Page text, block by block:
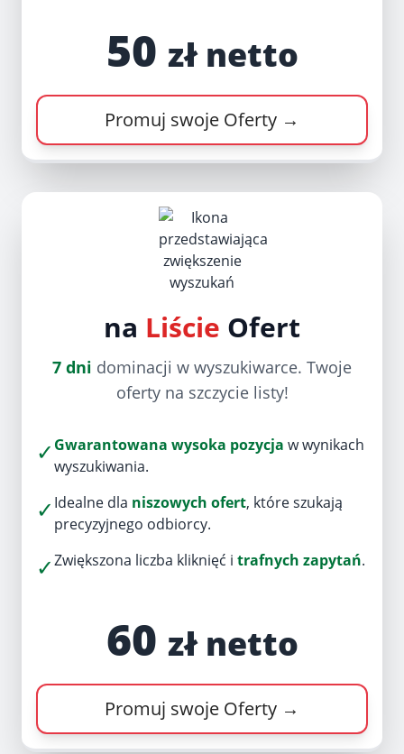
50 zł netto
Promuj swoje Oferty →
na Liście Ofert
7 dni dominacji w wyszukiwarce. Twoje
oferty na szczycie listy!
✓ Gwarantowana wysoka pozycja w wynikach
wyszukiwania.
✓ Idealne dla niszowych ofert, które szukają
precyzyjnego odbiorcy.
✓Zwiększona liczba kliknięć i trafnych zapytań.
60 zł netto
Promuj swoje Oferty →